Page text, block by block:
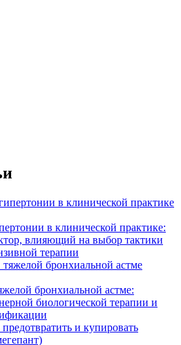
в клинической практике:
влияющий на выбор тактики
терапии
бронхиальной астме:
биологической терапии и